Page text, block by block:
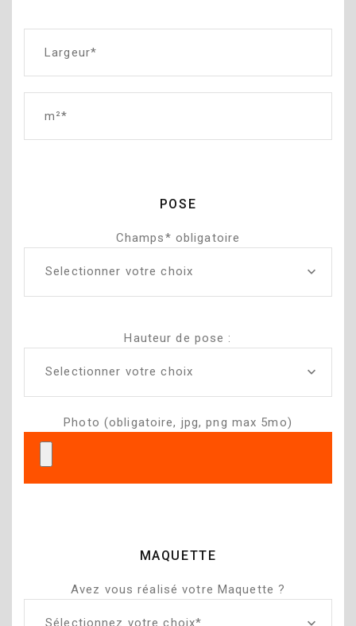
POSE
Champs* obligatoire
Selectionner votre choix
Hauteur de pose :
Selectionner votre choix
Photo (obligatoire, jpg, png max 5mo)
MAQUETTE
Avez vous réalisé votre Maquette ?
Sélectionnez votre choix*